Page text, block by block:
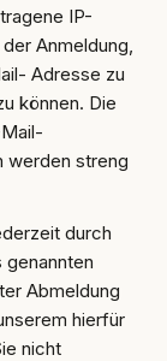
IP-
Anmeldung,
Adresse zu
können. Die
werden streng
durch
Abmeldung
hierfür
nicht